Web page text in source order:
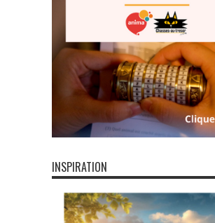
INSPIRATION